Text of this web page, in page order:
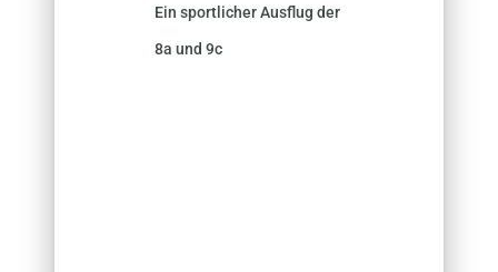
Ein sportlicher Ausflug der
8a und 9c